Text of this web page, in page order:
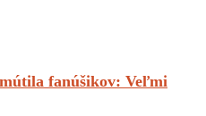
fanúšikov: Veľmi